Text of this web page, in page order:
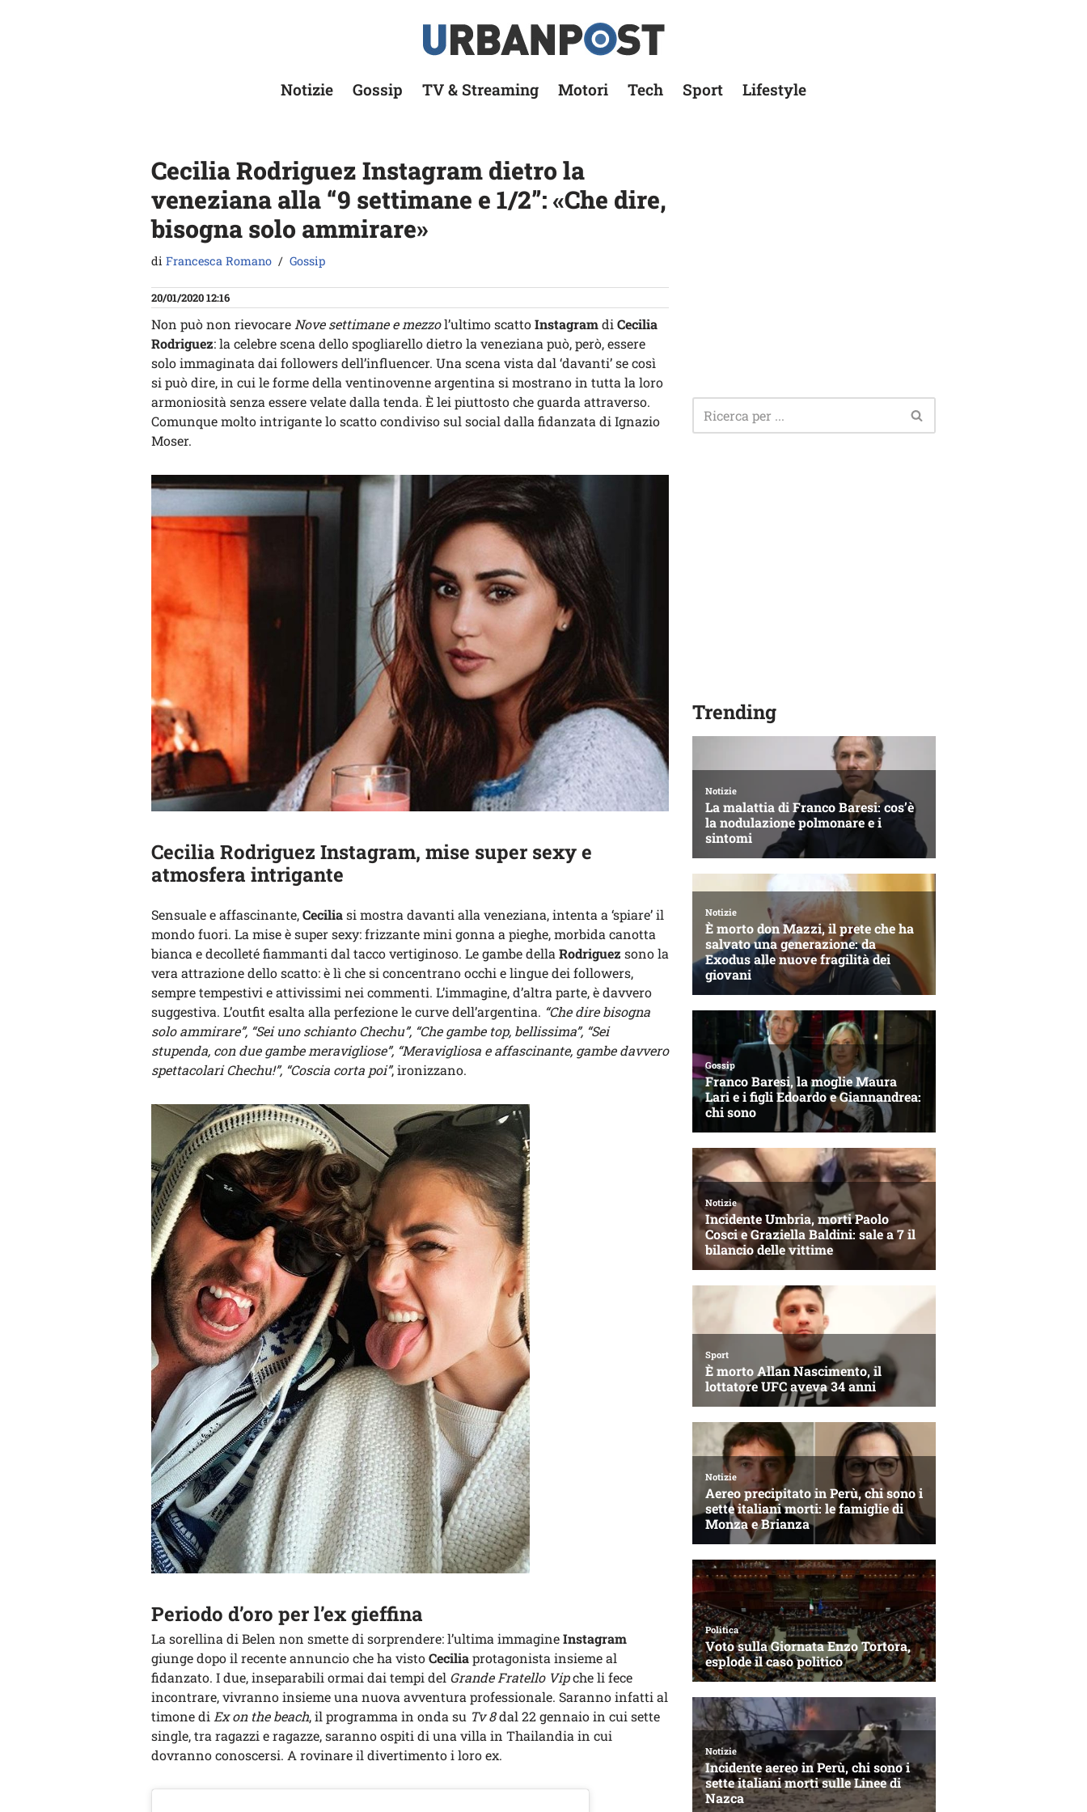
Notizie Gossip TV & Streaming Motori Tech Sport Lifestyle
Cecilia Rodriguez Instagram dietro la
veneziana alla “9 settimane e 1/2”: «Che dire,
bisogna solo ammirare»
di Francesca Romano Gossip
20/01/2020 12:16
Non può non rievocare Nove settimane e mezzol’ultimo scattoInstagramdi Cecilia
Rodriguez: la celebre scena dello spogliarello dietro la veneziana può, però, essere
solo immaginata dai followers dell’influencer. Una scena vista dal ‘davanti’ se così
si può dire, in cui le forme della ventinovenne argentina si mostrano in tutta la loro
armoniosità senza essere velate dalla tenda. È lei piuttosto che guarda attraverso.
Comunque molto intrigante lo scatto condiviso sul social dalla fidanzata di Ignazio
Moser.
Cecilia Rodriguez Instagram, mise super sexy e
atmosfera intrigante
Sensuale e affascinante,Ceciliasi mostra davanti alla veneziana, intenta a ‘spiare’ il
mondo fuori. La mise è super sexy: frizzante mini gonna a pieghe, morbida canotta
bianca e decolleté fiammanti dal tacco vertiginoso. Le gambe della Rodriguez sono la
vera attrazione dello scatto: è lì che si concentrano occhi e lingue dei followers,
sempre tempestivi e attivissimi nei commenti. L’immagine, d’altra parte, è davvero
suggestiva. L’outfit esalta alla perfezione le curve dell’argentina. “Che dire bisogna
solo ammirare”, “Sei uno schianto Chechu”, “Che gambe top, bellissima”, “Sei
stupenda, con due gambe meravigliose”, “Meravigliosa e affascinante, gambe davvero
spettacolari Chechu!”, “Coscia corta poi”, ironizzano.
Periodo d’oro per l’ex gieffina
La sorellina di Belen non smette di sorprendere: l’ultima immagineInstagram
giunge dopo il recente annuncio che ha vistoCeciliaprotagonista insieme al
fidanzato. I due, inseparabili ormai dai tempi del Grande Fratello Vipche li fece
incontrare, vivranno insieme una nuova avventura professionale. Saranno infatti al
timone di Ex on the beach, il programma in onda su Tv 8dal 22 gennaio in cui sette
single, tra ragazzi e ragazze, saranno ospiti di una villa in Thailandia in cui
dovranno conoscersi. A rovinare il divertimento i loro ex.
Trending